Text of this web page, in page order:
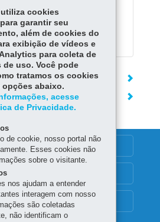
de autoridades
cookies
garantir seu
além de cookies do
exibição de vídeos e
para coleta de
uso. Você pode
tratamos os cookies
opções abaixo.
acesse
de Privacidade.
de cookie, nosso portal não
Esses cookies não
sobre o visitante.
nos ajudam a entender
interagem com nosso
são coletadas
não identificam o